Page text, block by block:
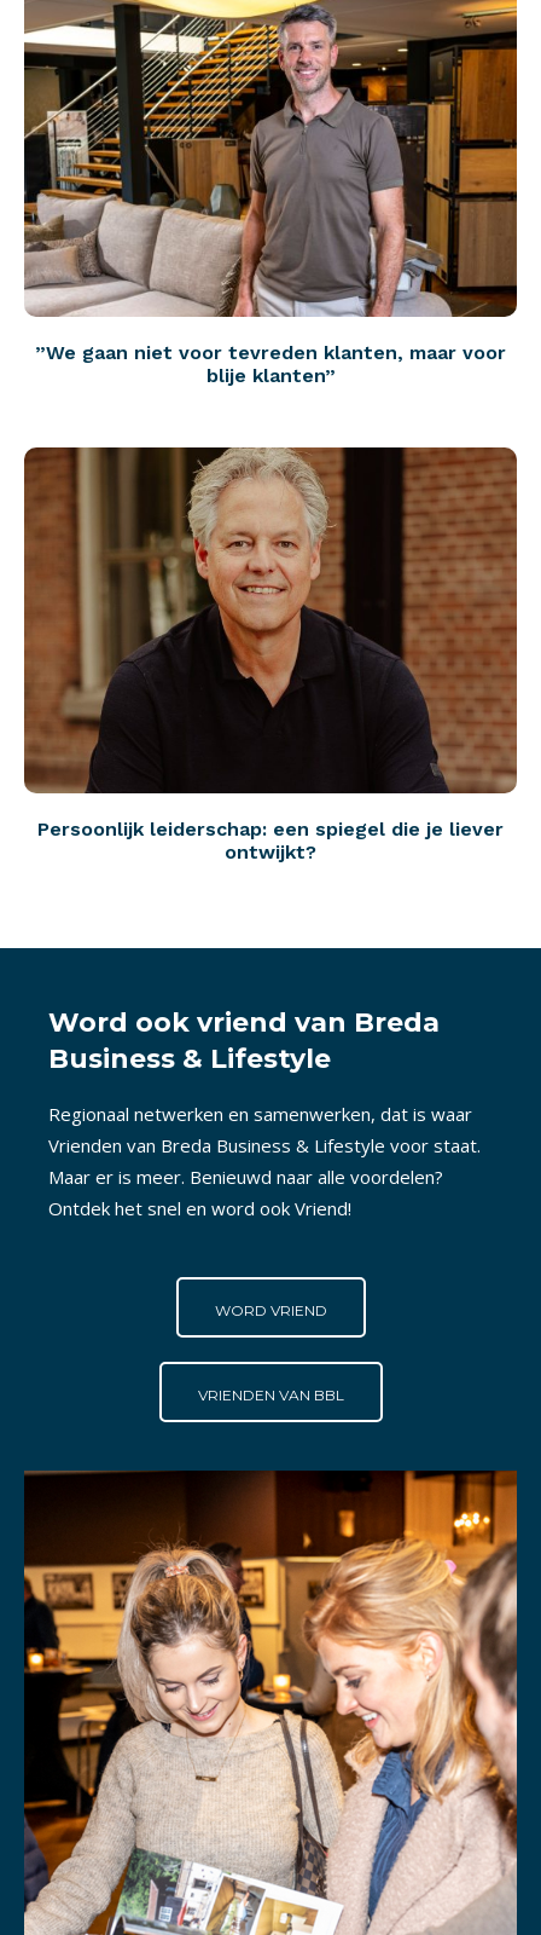
”We gaan niet voor tevreden klanten, maar voor
blije klanten”
Persoonlijk leiderschap: een spiegel die je liever
ontwijkt?
Word ook vriend van Breda
Business & Lifestyle
Regionaal netwerken en samenwerken, dat is waar
Vrienden van Breda Business & Lifestyle voor staat.
Maar er is meer. Benieuwd naar alle voordelen?
Ontdek het snel en word ook Vriend!
WORD VRIEND
VRIENDEN VAN BBL